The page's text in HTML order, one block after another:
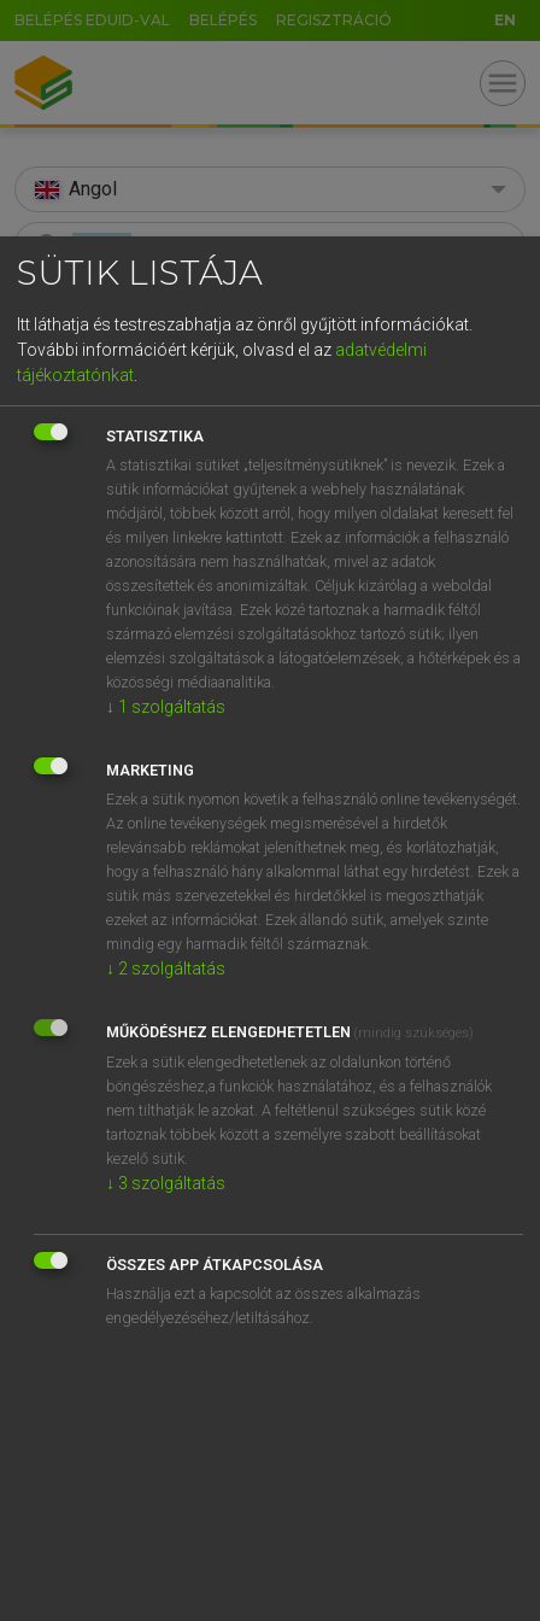
BELÉPÉS EDUID-VAL BELÉPÉS REGISZTRÁCIÓ EN
menu
Angol
search
TALÁLATOK
belittle
Díjmentes angol szótár
belittle
Díjmentes angol szótár arrow_forward_ios
ige (le)kicsinyel
lebecsül
bagatellizál
leértékel
ócsárol
keresése szótárainkban
DÍJMENTES ANGOL SZÓTÁR
bélistáz
belisztezett
beljebb
belkereskedelem
belkereskedelmi
SÜTIK LISTÁJA
Itt láthatja és testreszabhatja az önről gyűjtött információkat.
További információért kérjük, olvasd el az adatvédelmi
tájékoztatónkat
STATISZTIKA
A statisztikai sütiket „teljesítménysütiknek” is nevezik. Ezek a
sütik információkat gyűjtenek a webhely használatának
módjáról, többek között arról, hogy milyen oldalakat keresett fel
és milyen linkekre kattintott. Ezek az információk a felhasználó
azonosítására nem használhatóak, mivel az adatok
összesítettek és anonimizáltak. Céljuk kizárólag a weboldal
funkcióinak javítása. Ezek közé tartoznak a harmadik féltől
származó elemzési szolgáltatásokhoz tartozó sütik; ilyen
elemzési szolgáltatások a látogatóelemzések, a hőtérképek és a
közösségi médiaanalitika.
↓ 1 szolgáltatás
MARKETING
Ezek a sütik nyomon követik a felhasználó online tevékenységét.
Az online tevékenységek megismerésével a hirdetők
relevánsabb reklámokat jeleníthetnek meg, és korlátozhatják,
hogy a felhasználó hány alkalommal láthat egy hirdetést. Ezek a
sütik más szervezetekkel és hirdetőkkel is megoszthatják
ezeket az információkat. Ezek állandó sütik, amelyek szinte
mindig egy harmadik féltől származnak.
↓ 2 szolgáltatás
MŰKÖDÉSHEZ ELENGEDHETETLEN (mindig szükséges)
Ezek a sütik elengedhetetlenek az oldalunkon történő
böngészéshez,a funkciók használatához, és a felhasználók
nem tilthatják le azokat. A feltétlenül szükséges sütik közé
tartoznak többek között a személyre szabott beállításokat
kezelő sütik.
↓ 3 szolgáltatás
ÖSSZES APP ÁTKAPCSOLÁSA
Használja ezt a kapcsolót az összes alkalmazás
engedélyezéséhez/letiltásához.
GR
5 6 7 8 9 ö ü ó
t z
j k
n m , . - AltGr